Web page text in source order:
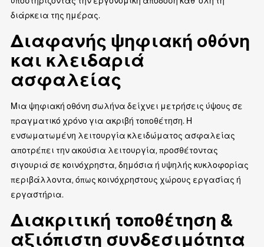
διάρκεια της ημέρας.
Διαφανής ψηφιακή οθόνη
και κλειδαριά
ασφαλείας
Μια ψηφιακή οθόνη σωλήνα δείχνει μετρήσεις ύψους σε
πραγματικό χρόνο για ακριβή τοποθέτηση. Η
ενσωματωμένη λειτουργία κλειδώματος ασφαλείας
αποτρέπει την ακούσια λειτουργία, προσθέτοντας
σιγουριά σε κοινόχρηστα, δημόσια ή υψηλής κυκλοφορίας
περιβάλλοντα, όπως κοινόχρηστους χώρους εργασίας ή
εργαστήρια.
Διακριτική τοποθέτηση &
αξιόπιστη συνδεσιμότητα